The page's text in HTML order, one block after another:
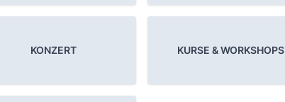
KONZERT KURSE & WORKSHOPS